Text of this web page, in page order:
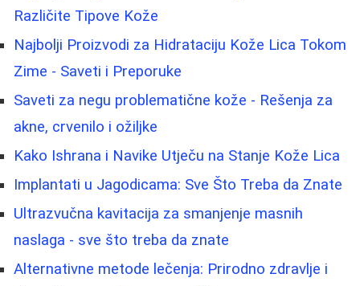
Različite Tipove Kože
Najbolji Proizvodi za Hidrataciju Kože Lica Tokom
Zime - Saveti i Preporuke
Saveti za negu problematične kože - Rešenja za
akne, crvenilo i ožiljke
Kako Ishrana i Navike Utječu na Stanje Kože Lica
Implantati u Jagodicama: Sve Što Treba da Znate
Ultrazvučna kavitacija za smanjenje masnih
naslaga - sve što treba da znate
Alternativne metode lečenja: Prirodno zdravlje i